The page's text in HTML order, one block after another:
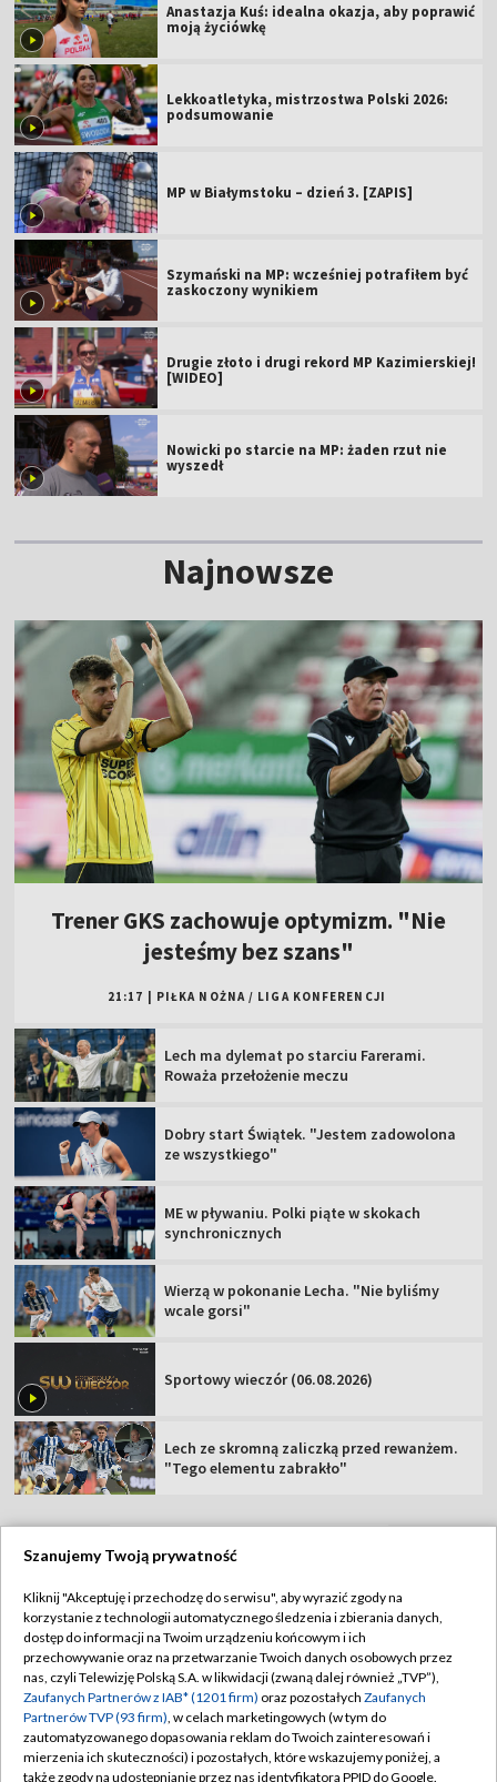
Anastazja Kuś: idealna okazja, aby poprawić
moją życiówkę
Lekkoatletyka, mistrzostwa Polski 2026:
podsumowanie
MP w Białymstoku – dzień 3. [ZAPIS]
Szymański na MP: wcześniej potrafiłem być
zaskoczony wynikiem
Drugie złoto i drugi rekord MP Kazimierskiej!
[WIDEO]
Nowicki po starcie na MP: żaden rzut nie
wyszedł
Najnowsze
Trener GKS zachowuje optymizm. "Nie
jesteśmy bez szans"
21:17 PIŁKA NOŻNA / LIGA KONFERENCJI
Lech ma dylemat po starciu Farerami.
Roważa przełożenie meczu
Dobry start Świątek. "Jestem zadowolona
ze wszystkiego"
ME w pływaniu. Polki piąte w skokach
synchronicznych
Wierzą w pokonanie Lecha. "Nie byliśmy
wcale gorsi"
Sportowy wieczór (06.08.2026)
Lech ze skromną zaliczką przed rewanżem.
"Tego elementu zabrakło"
Abonament TVP
Sklep TVP
Biuro Reklamy
Oferta Handlowa
Telegazeta ogłoszenia
Regulamin TVP
Polityka prywatności
Moje zgody
Biuro reklamy
Kontakt
Szanujemy Twoją prywatność
Kliknij "Akceptuję i przechodzę do serwisu", aby wyrazić zgody na
korzystanie z technologii automatycznego śledzenia i zbierania danych,
dostęp do informacji na Twoim urządzeniu końcowym i ich
przechowywanie oraz na przetwarzanie Twoich danych osobowych przez
nas, czyli Telewizję Polską S.A. w likwidacji (zwaną dalej również „TVP”),
Zaufanych Partnerów z IAB* (1201 firm) oraz pozostałych Zaufanych
Partnerów TVP (93 firm), w celach marketingowych (w tym do
zautomatyzowanego dopasowania reklam do Twoich zainteresowań i
mierzenia ich skuteczności) i pozostałych, które wskazujemy poniżej, a
także zgody na udostępnianie przez nas identyfikatora PPID do Google.